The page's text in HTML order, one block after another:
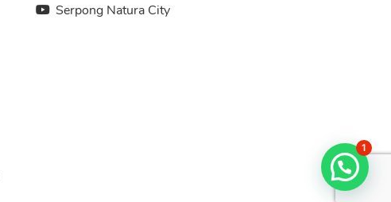
Serpong Natura City
1